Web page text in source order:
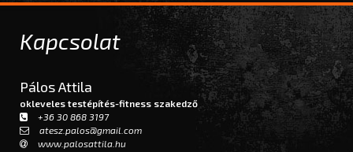
Kapcsolat
Pálos Attila
okleveles testépítés-fitness szakedző
+36 30 868 3197
atesz.palos@gmail.com
www.palosattila.hu